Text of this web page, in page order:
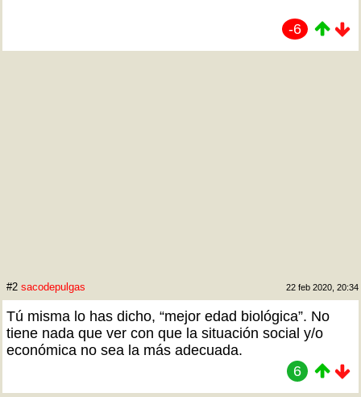
-6
#2 sacodepulgas 22 feb 2020, 20:34
Tú misma lo has dicho, “mejor edad biológica”. No
tiene nada que ver con que la situación social y/o
económica no sea la más adecuada.
6